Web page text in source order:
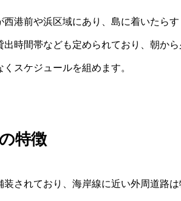
西港前や浜区域にあり、島に着いたら
時間帯なども定められており、朝か
スケジュールを組めます。
特徴
されており、海岸線に近い外周道路